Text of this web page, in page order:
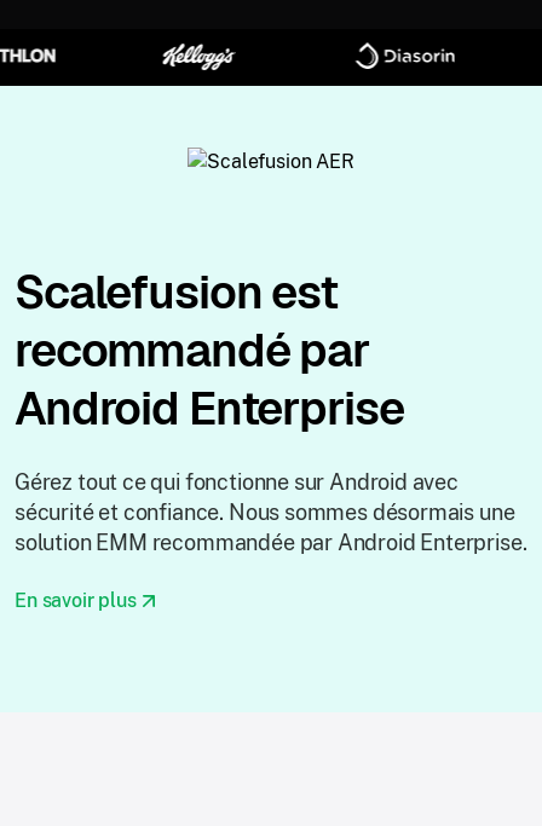
Scalefusion est
recommandé par
Android Enterprise
Gérez tout ce qui fonctionne sur Android avec
sécurité et confiance. Nous sommes désormais une
solution EMM recommandée par Android Enterprise.
En savoir plus